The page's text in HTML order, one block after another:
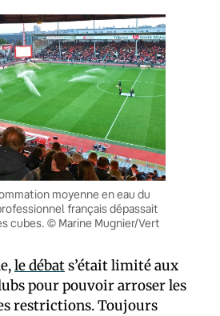
moyenne en eau du
français dépassait
cubes. © Marine Mugnier/Vert
le débats’était limité aux
pour pouvoir arroser les
restrictions. Toujours